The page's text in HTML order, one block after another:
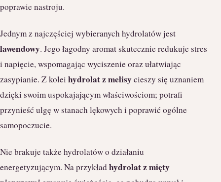
poprawie nastroju.
Jednym z najczęściej wybieranych hydrolatów jest
lawendowy. Jego łagodny aromat skutecznie redukuje stres
i napięcie, wspomagając wyciszenie oraz ułatwiając
zasypianie. Z kolei hydrolat z melisycieszy się uznaniem
dzięki swoim uspokajającym właściwościom; potrafi
przynieść ulgę w stanach lękowych i poprawić ogólne
samopoczucie.
Nie brakuje także hydrolatów o działaniu
energetyzującym. Na przykładhydrolat z mięty